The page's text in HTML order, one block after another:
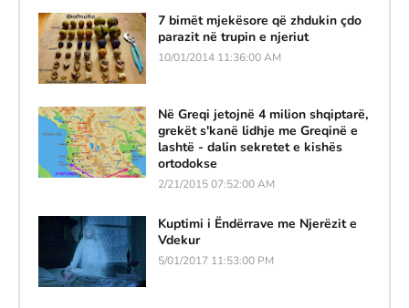
7 bimët mjekësore që zhdukin çdo
parazit në trupin e njeriut
10/01/2014 11:36:00 AM
Në Greqi jetojnë 4 milion shqiptarë,
grekët s'kanë lidhje me Greqinë e
lashtë - dalin sekretet e kishës
ortodokse
2/21/2015 07:52:00 AM
Kuptimi i Ëndërrave me Njerëzit e
Vdekur
5/01/2017 11:53:00 PM